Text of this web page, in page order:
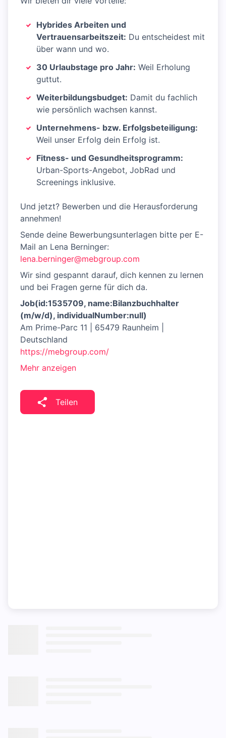
Hybrides Arbeiten und
Vertrauensarbeitszeit: Du entscheidest mit
über wann und wo.
30 Urlaubstage pro Jahr: Weil Erholung
guttut.
Weiterbildungsbudget: Damit du fachlich
wie persönlich wachsen kannst.
Unternehmens- bzw. Erfolgsbeteiligung:
Weil unser Erfolg dein Erfolg ist.
Fitness- und Gesundheitsprogramm:
Urban-Sports-Angebot, JobRad und
Screenings inklusive.
Und jetzt? Bewerben und die Herausforderung
annehmen!
Sende deine Bewerbungsunterlagen bitte per E-
Mail an Lena Berninger:
lena.berninger@mebgroup.com
Wir sind gespannt darauf, dich kennen zu lernen
und bei Fragen gerne für dich da.
Job(id:1535709, name:Bilanzbuchhalter
(m/w/d), individualNumber:null)
Am Prime-Parc 11 | 65479 Raunheim |
Deutschland
https://mebgroup.com/
Mehr anzeigen
Teilen